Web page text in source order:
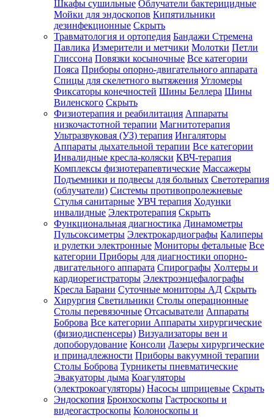
Шкафы сушильные Облучатели бактерицидные
Мойки для эндоскопов Кипятильники
дезинфекционные Скрыть
Травматология и ортопедия Бандажи Стремена
Павлика Измерители и метчики Молотки Петли
Глиссона Повязки косыночные Все категории
Пояса Приборы опорно-двигательного аппарата
Спицы для скелетного вытяжения Угломеры
Фиксаторы конечностей Шины Беллера Шины
Виленского Скрыть
Физиотерапия и реабилитация Аппараты
низкочастотной терапии Магнитотерапия
Ультразвуковая (УЗ) терапия Ингаляторы
Аппараты дыхательной терапии Все категории
Инвалидные кресла-коляски КВЧ-терапия
Комплексы физиотерапевтические Массажеры
Подъемники и подвесы для больных Светотерапия
(облучатели) Системы противопролежневые
Стулья санитарные УВЧ терапия Ходунки
инвалидные Электротерапия Скрыть
Функциональная диагностика Динамометры
Пульсоксиметры Электрокардиографы Калиперы
и рулетки электронные Мониторы фетальные Все
категории Приборы для диагностики опорно-
двигательного аппарата Спирографы Холтеры и
кардиорегистраторы Электроэнцефалографы
Кресла Барани Суточные мониторы АД Скрыть
Хирургия Светильники Столы операционные
Столы перевязочные Отсасыватели Аппараты
Боброва Все категории Аппараты хирургические
(физиодиспенсеры) Визуализаторы вен и
допоборудование Консоли Лазеры хирургические
и принадлежности Приборы вакуумной терапии
Столы Боброва Турникеты пневматические
Эвакуаторы дыма Коагуляторы
(электрокоагуляторы) Насосы шприцевые Скрыть
Эндоскопия Бронхоскопы Гастроскопы и
видеогастроскопы Колоноскопы и